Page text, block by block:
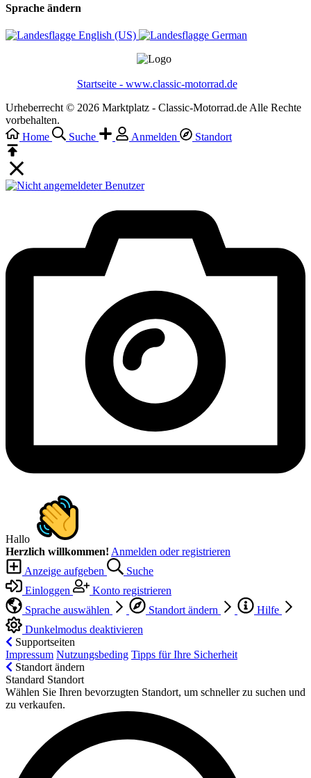
Sprache ändern
English (US)‎ German‎
Startseite - www.classic-motorrad.de
Urheberrecht © 2026 Marktplatz - Classic-Motorrad.de Alle Rechte
vorbehalten.
Home
Suche Anmelden Standort
Hallo
Herzlich willkommen! Anmelden oder registrieren
Anzeige aufgeben
Suche
Einloggen
Konto registrieren
Sprache auswählen
Standort ändern
Hilfe
Dunkelmodus deaktivieren
Supportseiten
Impressum Nutzungsbeding Tipps für Ihre Sicherheit
Standort ändern
Standard Standort
Wählen Sie Ihren bevorzugten Standort, um schneller zu suchen und
zu verkaufen.